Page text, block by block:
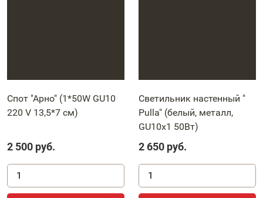
Спот "Арно" (1*50W GU10
220 V 13,5*7 см)
2 500 руб.
Светильник настенный "
Pulla" (белый, металл,
GU10х1 50Вт)
2 650 руб.